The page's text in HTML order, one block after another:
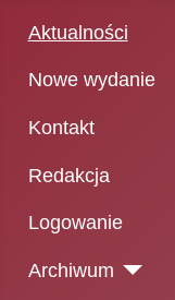
Aktualności
Nowe wydanie
Kontakt
Redakcja
Logowanie
Archiwum